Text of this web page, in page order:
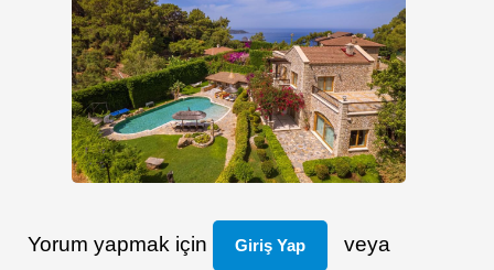
Yorum yapmak için Giriş Yap veya